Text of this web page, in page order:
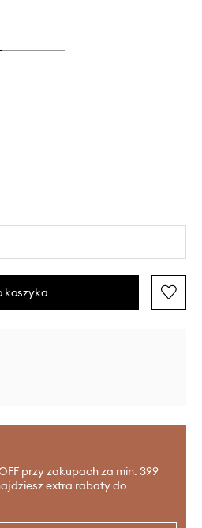
koszyka
przy zakupach za min. 399
extra rabaty do